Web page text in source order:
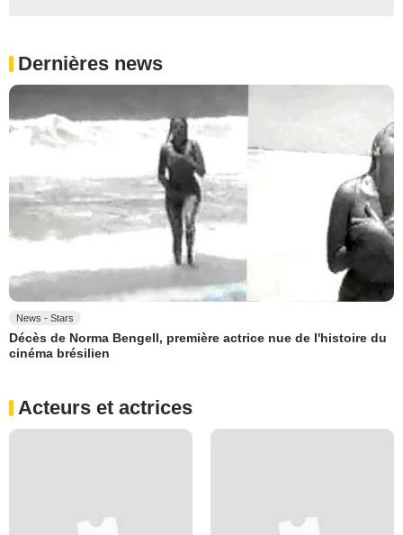
Dernières news
News - Stars
Décès de Norma Bengell, première actrice nue de l'histoire du
cinéma brésilien
Acteurs et actrices